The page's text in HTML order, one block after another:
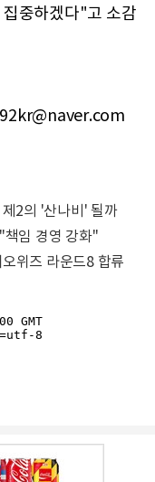
집중하겠다"고 소감
2의 '산나비' 될까
책임 경영 강화"
위즈 라운드8 합류